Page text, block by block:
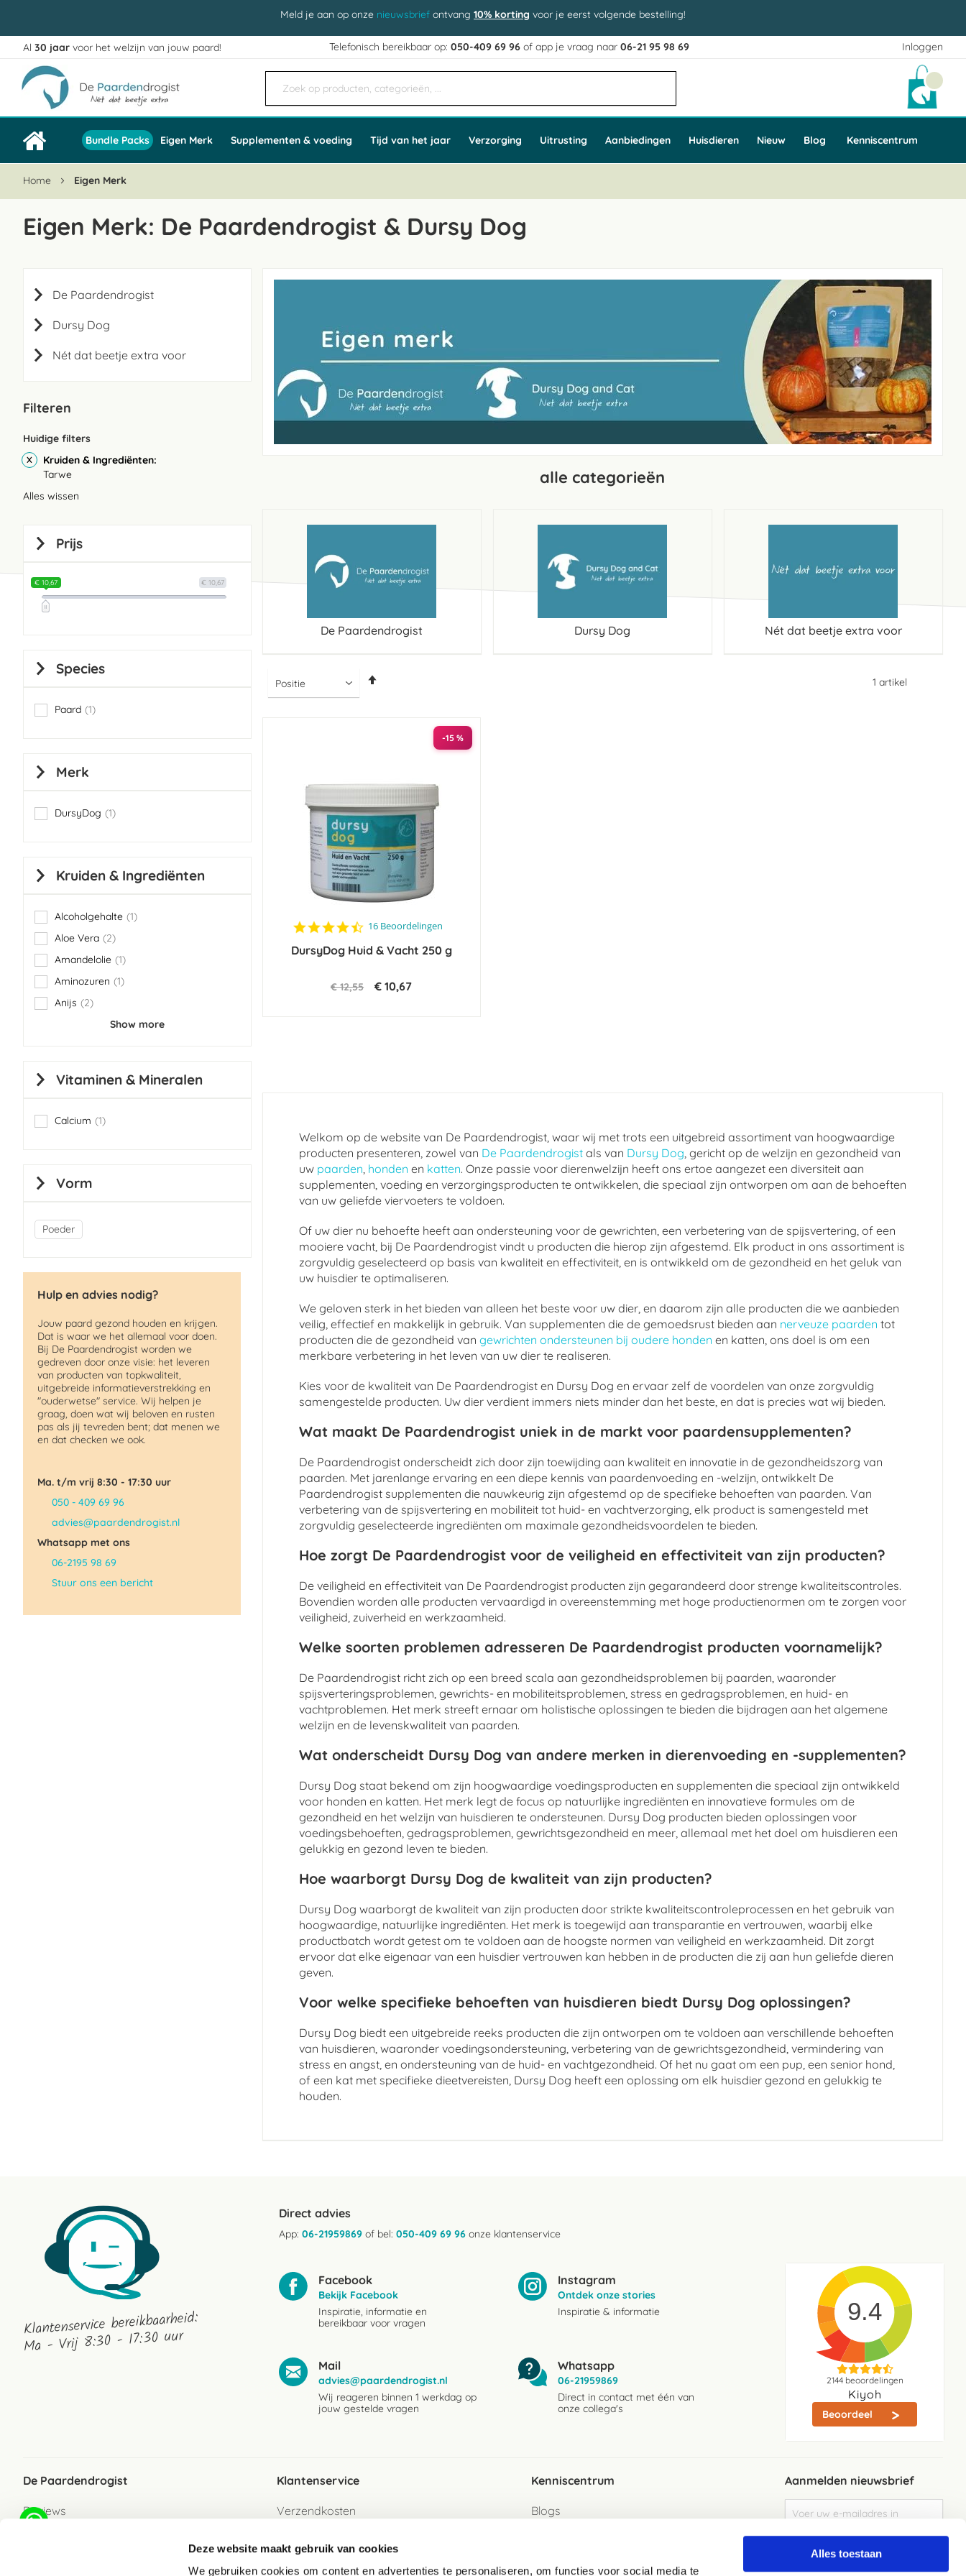
Deze website maakt gebruik van cookies
We gebruiken cookies om content en advertenties te personaliseren, om functies voor social media te
Alles toestaan
Meld je aan op onze nieuwsbrief ontvang 10% korting voor je eerst volgende bestelling!
Inloggen
Ga
naar
de
inhoud
Al 30 jaar voor het welzijn van jouw paard! Telefonisch bereikbaar op:050-409 69 96 of app je vraag naar06-21 95 98 69
Bundle Packs Eigen Merk Supplementen & voeding Tijd van het jaar Verzorging Uitrusting Aanbiedingen Huisdieren Nieuw Blog Kenniscentrum
Home Eigen Merk
Eigen Merk: De Paardendrogist & Dursy Dog
alle categorieën
De Paardendrogist Dursy Dog Nét dat beetje extra voor
1 artikel
-15 %
4.7
rating
16 Beoordelingen
DursyDog Huid & Vacht 250 g
€ 12,55 € 10,67
Welkom op de website van De Paardendrogist, waar wij met trots een uitgebreid assortiment van hoogwaardige
producten presenteren, zowel van De Paardendrogistals van Dursy Dog, gericht op de welzijn en gezondheid van
uw paarden, honden en katten. Onze passie voor dierenwelzijn heeft ons ertoe aangezet een diversiteit aan
supplementen, voeding en verzorgingsproducten te ontwikkelen, die speciaal zijn ontworpen om aan de behoeften
van uw geliefde viervoeters te voldoen.
Of uw dier nu behoefte heeft aan ondersteuning voor de gewrichten, een verbetering van de spijsvertering, of een
mooiere vacht, bij De Paardendrogist vindt u producten die hierop zijn afgestemd. Elk product in ons assortiment is
zorgvuldig geselecteerd op basis van kwaliteit en effectiviteit, en is ontwikkeld om de gezondheid en het geluk van
uw huisdier te optimaliseren.
We geloven sterk in het bieden van alleen het beste voor uw dier, en daarom zijn alle producten die we aanbieden
veilig, effectief en makkelijk in gebruik. Van supplementen die de gemoedsrust bieden aan nerveuze paarden tot
producten die de gezondheid van gewrichten ondersteunen bij oudere honden en katten, ons doel is om een
merkbare verbetering in het leven van uw dier te realiseren.
Kies voor de kwaliteit van De Paardendrogist en Dursy Dog en ervaar zelf de voordelen van onze zorgvuldig
samengestelde producten. Uw dier verdient immers niets minder dan het beste, en dat is precies wat wij bieden.
Wat maakt De Paardendrogist uniek in de markt voor paardensupplementen?
De Paardendrogist onderscheidt zich door zijn toewijding aan kwaliteit en innovatie in de gezondheidszorg van
paarden. Met jarenlange ervaring en een diepe kennis van paardenvoeding en -welzijn, ontwikkelt De
Paardendrogist supplementen die nauwkeurig zijn afgestemd op de specifieke behoeften van paarden. Van
verbetering van de spijsvertering en mobiliteit tot huid- en vachtverzorging, elk product is samengesteld met
zorgvuldig geselecteerde ingrediënten om maximale gezondheidsvoordelen te bieden.
Hoe zorgt De Paardendrogist voor de veiligheid en effectiviteit van zijn producten?
De veiligheid en effectiviteit van De Paardendrogist producten zijn gegarandeerd door strenge kwaliteitscontroles.
Bovendien worden alle producten vervaardigd in overeenstemming met hoge productienormen om te zorgen voor
veiligheid, zuiverheid en werkzaamheid.
Welke soorten problemen adresseren De Paardendrogist producten voornamelijk?
De Paardendrogist richt zich op een breed scala aan gezondheidsproblemen bij paarden, waaronder
spijsverteringsproblemen, gewrichts- en mobiliteitsproblemen, stress en gedragsproblemen, en huid- en
vachtproblemen. Het merk streeft ernaar om holistische oplossingen te bieden die bijdragen aan het algemene
welzijn en de levenskwaliteit van paarden.
Wat onderscheidt Dursy Dog van andere merken in dierenvoeding en -supplementen?
Dursy Dog staat bekend om zijn hoogwaardige voedingsproducten en supplementen die speciaal zijn ontwikkeld
voor honden en katten. Het merk legt de focus op natuurlijke ingrediënten en innovatieve formules om de
gezondheid en het welzijn van huisdieren te ondersteunen. Dursy Dog producten bieden oplossingen voor
voedingsbehoeften, gedragsproblemen, gewrichtsgezondheid en meer, allemaal met het doel om huisdieren een
gelukkig en gezond leven te bieden.
Hoe waarborgt Dursy Dog de kwaliteit van zijn producten?
Dursy Dog waarborgt de kwaliteit van zijn producten door strikte kwaliteitscontroleprocessen en het gebruik van
hoogwaardige, natuurlijke ingrediënten. Het merk is toegewijd aan transparantie en vertrouwen, waarbij elke
productbatch wordt getest om te voldoen aan de hoogste normen van veiligheid en werkzaamheid. Dit zorgt
ervoor dat elke eigenaar van een huisdier vertrouwen kan hebben in de producten die zij aan hun geliefde dieren
geven.
Voor welke specifieke behoeften van huisdieren biedt Dursy Dog oplossingen?
Dursy Dog biedt een uitgebreide reeks producten die zijn ontworpen om te voldoen aan verschillende behoeften
van huisdieren, waaronder voedingsondersteuning, verbetering van de gewrichtsgezondheid, vermindering van
stress en angst, en ondersteuning van de huid- en vachtgezondheid. Of het nu gaat om een pup, een senior hond,
of een kat met specifieke dieetvereisten, Dursy Dog heeft een oplossing om elk huisdier gezond en gelukkig te
houden.
De Paardendrogist
Dursy Dog
Nét dat beetje extra voor
Filteren
Huidige filters
Kruiden & Ingrediënten
Tarwe
Alles wissen
Prijs
€ 10,67
€ 10,67
Species
Paard 1
item
Merk
DursyDog 1
item
Kruiden & Ingrediënten
Alcoholgehalte 1
item
Aloe Vera
2
items
Amandelolie 1
item
Aminozuren
1
item
Anijs
2
items
Show more
Vitaminen & Mineralen
Calcium 1
item
Vorm
Poeder
Hulp en advies nodig?
Jouw paard gezond houden en krijgen.
Dat is waar we het allemaal voor doen.
Bij De Paardendrogist worden we
gedreven door onze visie: het leveren
van producten van topkwaliteit,
uitgebreide informatieverstrekking en
"ouderwetse" service. Wij helpen je
graag, doen wat wij beloven en rusten
pas als jij tevreden bent; dat menen we
en dat checken we ook.
Ma. t/m vrij 8:30 - 17:30 uur
050 - 409 69 96
advies@paardendrogist.nl
Whatsapp met ons
06-2195 98 69
Stuur ons een bericht
Klantenservice bereikbaarheid:
Ma - Vrij 8:30 - 17:30 uur
Direct advies
App: 06-21959869 of bel: 050-409 69 96 onze klantenservice
Facebook
Bekijk Facebook
Inspiratie, informatie en
bereikbaar voor vragen
Instagram
Ontdek onze stories
Inspiratie & informatie
Mail
advies@paardendrogist.nl
Wij reageren binnen 1 werkdag op
jouw gestelde vragen
Whatsapp
06-21959869
Direct in contact met één van
onze collega's
9.4
2144beoordelingen
Kiyoh
Beoordeel
De Paardendrogist
Reviews
Klantenservice
Verzendkosten
Betaalwijzen
Kenniscentrum
Blogs
Aanmelden nieuwsbrief
u
op